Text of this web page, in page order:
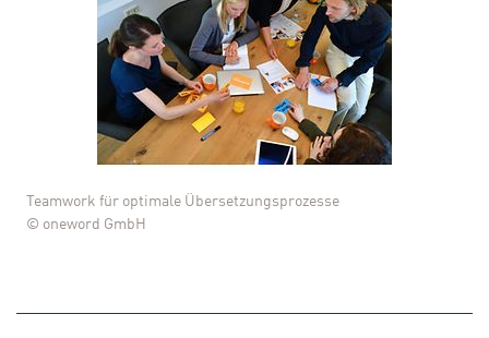
Teamwork für optimale Übersetzungsprozesse
© oneword GmbH